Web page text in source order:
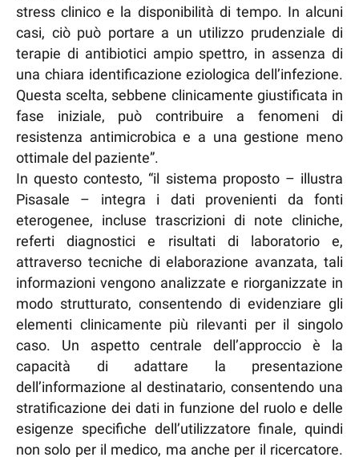
stress clinico e la disponibilità di tempo. In alcuni
casi, ciò può portare a un utilizzo prudenziale di
terapie di antibiotici ampio spettro, in assenza di
una chiara identificazione eziologica dell’infezione.
Questa scelta, sebbene clinicamente giustificata in
fase iniziale, può contribuire a fenomeni di
resistenza antimicrobica e a una gestione meno
ottimale del paziente”.
In questo contesto, “il sistema proposto – illustra
Pisasale – integra i dati provenienti da fonti
eterogenee, incluse trascrizioni di note cliniche,
referti diagnostici e risultati di laboratorio e,
attraverso tecniche di elaborazione avanzata, tali
informazioni vengono analizzate e riorganizzate in
modo strutturato, consentendo di evidenziare gli
elementi clinicamente più rilevanti per il singolo
caso. Un aspetto centrale dell’approccio è la
capacità di adattare la presentazione
dell’informazione al destinatario, consentendo una
stratificazione dei dati in funzione del ruolo e delle
esigenze specifiche dell’utilizzatore finale, quindi
non solo per il medico, ma anche per il ricercatore.